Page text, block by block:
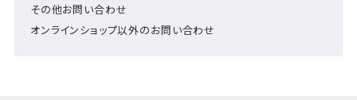
その他お問い合わせ
オンラインショップ以外のお問い合わせ